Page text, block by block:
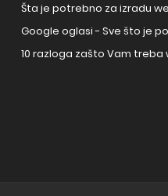
Šta je potrebno za izradu
Google oglasi - Sve što je
10 razloga zašto Vam